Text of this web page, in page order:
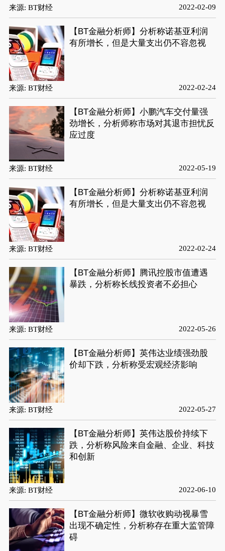
来源: BT财经 2022-02-09
【BT金融分析师】分析称诺基亚利润
有所增长，但是大量支出仍不容忽视
来源: BT财经 2022-02-24
【BT金融分析师】小鹏汽车交付量强
劲增长，分析师称市场对其退市担忧反
应过度
来源: BT财经 2022-05-19
【BT金融分析师】分析称诺基亚利润
有所增长，但是大量支出仍不容忽视
来源: BT财经 2022-02-24
【BT金融分析师】腾讯控股市值遭遇
暴跌，分析称长线投资者不必担心
来源: BT财经 2022-05-26
【BT金融分析师】英伟达业绩强劲股
价却下跌，分析称受宏观经济影响
来源: BT财经 2022-05-27
【BT金融分析师】英伟达股价持续下
跌，分析称风险来自金融、企业、科技
和创新
来源: BT财经 2022-06-10
【BT金融分析师】微软收购动视暴雪
出现不确定性，分析称存在重大监管障
碍